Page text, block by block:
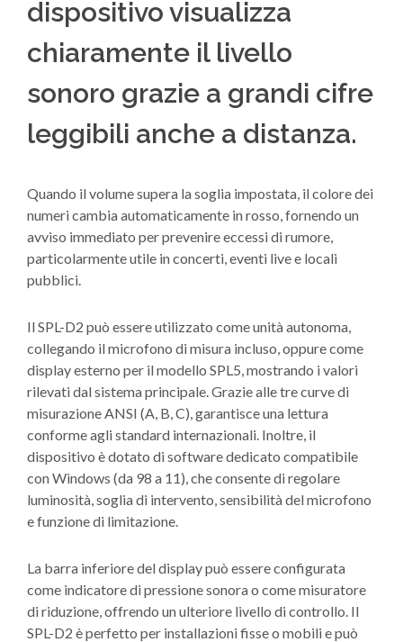
dispositivo visualizza
chiaramente il livello
sonoro grazie a grandi cifre
leggibili anche a distanza.
Quando il volume supera la soglia impostata, il colore dei
numeri cambia automaticamente in rosso, fornendo un
avviso immediato per prevenire eccessi di rumore,
particolarmente utile in concerti, eventi live e locali
pubblici.
Il SPL-D2 può essere utilizzato come unità autonoma,
collegando il microfono di misura incluso, oppure come
display esterno per il modello SPL5, mostrando i valori
rilevati dal sistema principale. Grazie alle tre curve di
misurazione ANSI (A, B, C), garantisce una lettura
conforme agli standard internazionali. Inoltre, il
dispositivo è dotato di software dedicato compatibile
con Windows (da 98 a 11), che consente di regolare
luminosità, soglia di intervento, sensibilità del microfono
e funzione di limitazione.
La barra inferiore del display può essere configurata
come indicatore di pressione sonora o come misuratore
di riduzione, offrendo un ulteriore livello di controllo. Il
SPL-D2 è perfetto per installazioni fisse o mobili e può